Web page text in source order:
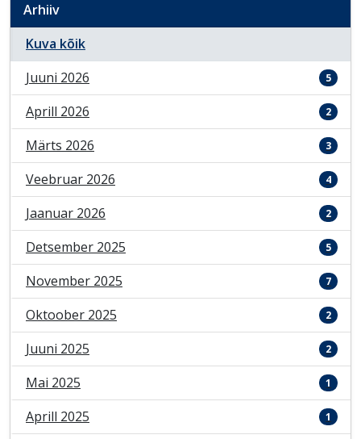
Arhiiv
Kuva kõik
Juuni 2026
5
Aprill 2026 2
Märts 2026 3
Veebruar 2026 4
Jaanuar 2026 2
Detsember 2025 5
November 2025 7
Oktoober 2025 2
Juuni 2025 2
Mai 2025 1
Aprill 2025 1